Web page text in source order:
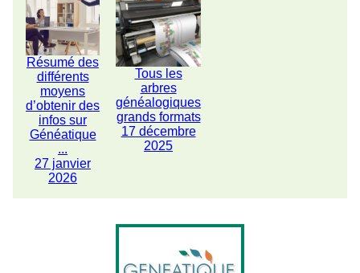
Résumé des
différents
moyens
d’obtenir des
infos sur
Généatique
...
27 janvier
2026
Tous les
arbres
généalogiques
grands formats
17 décembre
2025